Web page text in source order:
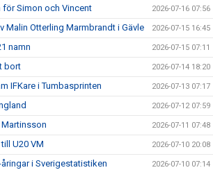
Simon och Vincent 2026-07-16 07:56
Malin Otterling Marmbrandt i Gävle 2026-07-15 16:45
namn 2026-07-15 07:11
bort 2026-07-14 18:20
IFKare i Tumbasprinten 2026-07-13 07:17
2026-07-12 07:59
2026-07-11 07:48
U20 VM 2026-07-10 20:08
i Sverigestatistiken 2026-07-10 07:14